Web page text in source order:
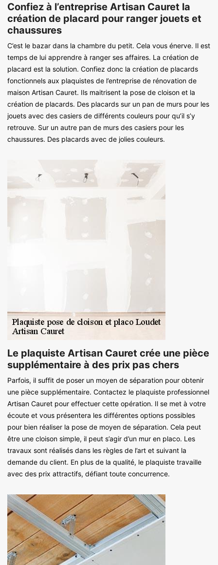
Confiez à l’entreprise Artisan Cauret la
création de placard pour ranger jouets et
chaussures
C’est le bazar dans la chambre du petit. Cela vous énerve. Il est
temps de lui apprendre à ranger ses affaires. La création de
placard est la solution. Confiez donc la création de placards
fonctionnels aux plaquistes de l’entreprise de rénovation de
maison Artisan Cauret. Ils maitrisent la pose de cloison et la
création de placards. Des placards sur un pan de murs pour les
jouets avec des casiers de différents couleurs pour qu’il s’y
retrouve. Sur un autre pan de murs des casiers pour les
chaussures. Des placards avec de jolies couleurs.
Le plaquiste Artisan Cauret crée une pièce
supplémentaire à des prix pas chers
Parfois, il suffit de poser un moyen de séparation pour obtenir
une pièce supplémentaire. Contactez le plaquiste professionnel
Artisan Cauret pour effectuer cette opération. Il se met à votre
écoute et vous présentera les différentes options possibles
pour bien réaliser la pose de moyen de séparation. Cela peut
être une cloison simple, il peut s’agir d’un mur en placo. Les
travaux sont réalisés dans les règles de l’art et suivant la
demande du client. En plus de la qualité, le plaquiste travaille
avec des prix attractifs, défiant toute concurrence.